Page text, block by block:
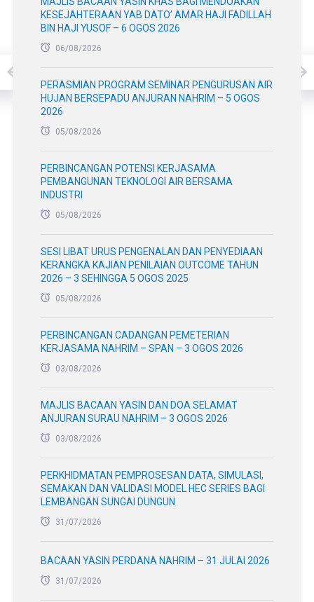
KESEJAHTERAAN YAB DATO’ AMAR HAJI FADILLAH
BIN HAJI YUSOF – 6 OGOS 2026
06/08/2026
PERASMIAN PROGRAM SEMINAR PENGURUSAN AIR
HUJAN BERSEPADU ANJURAN NAHRIM – 5 OGOS
2026
05/08/2026
PERBINCANGAN POTENSI KERJASAMA
PEMBANGUNAN TEKNOLOGI AIR BERSAMA
INDUSTRI
05/08/2026
SESI LIBAT URUS PENGENALAN DAN PENYEDIAAN
KERANGKA KAJIAN PENILAIAN OUTCOME TAHUN
2026 – 3 SEHINGGA 5 OGOS 2025
05/08/2026
PERBINCANGAN CADANGAN PEMETERIAN
KERJASAMA NAHRIM – SPAN – 3 OGOS 2026
03/08/2026
MAJLIS BACAAN YASIN DAN DOA SELAMAT
ANJURAN SURAU NAHRIM – 3 OGOS 2026
03/08/2026
PERKHIDMATAN PEMPROSESAN DATA, SIMULASI,
SEMAKAN DAN VALIDASI MODEL HEC SERIES BAGI
LEMBANGAN SUNGAI DUNGUN
31/07/2026
BACAAN YASIN PERDANA NAHRIM – 31 JULAI 2026
31/07/2026